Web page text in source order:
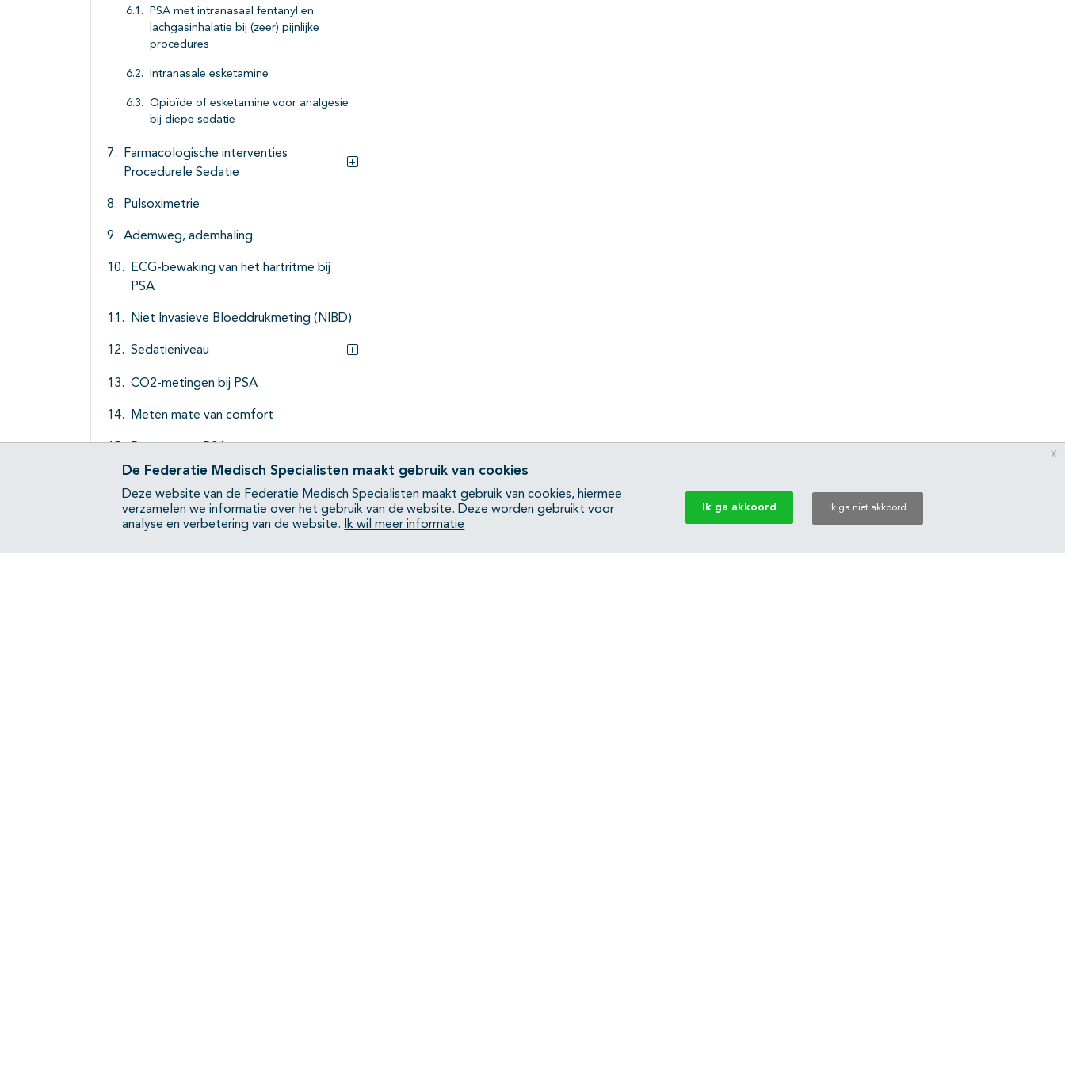
PSA met intranasaal fentanyl en
lachgasinhalatie bij (zeer) pijnlijke
procedures
Intranasale esketamine
Opioïde of esketamine voor analgesie
bij diepe sedatie
Farmacologische interventies
Procedurele Sedatie
Pulsoximetrie
Ademweg, ademhaling
ECG-bewaking van het hartritme bij
PSA
Niet Invasieve Bloeddrukmeting (NIBD)
Sedatieniveau
CO2-metingen bij PSA
Meten mate van comfort
Recovery na PSA
Verslaglegging PSA
Niet-farmacologische technieken
De Federatie Medisch Specialisten maakt gebruik van cookies
Deze website van de Federatie Medisch Specialisten maakt gebruik van cookies, hiermee
verzamelen we informatie over het gebruik van de website. Deze worden gebruikt voor
analyse en verbetering van de website.
Ik wil meer informatie
Ik ga akkoord Ik ga niet akkoord
x